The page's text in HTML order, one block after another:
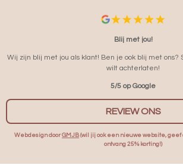
O
O
A
G
R
M
Blij met jou!
Wij zijn blij met jou als klant! Ben je ook blij met ons?
wilt achterlaten!
5/5 op Google
REVIEW ONS
Webdesign door GMJB (wil jij ook een nieuwe website, geef
ontvang 25% korting!)